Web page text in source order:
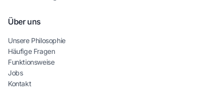
Über uns
Unsere Philosophie
Häufige Fragen
Funktionsweise
Jobs
Kontakt